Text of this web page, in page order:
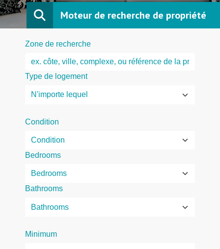
Moteur de recherche de propriété
Zone de recherche
Type de logement
Condition
Bedrooms
Bathrooms
Minimum